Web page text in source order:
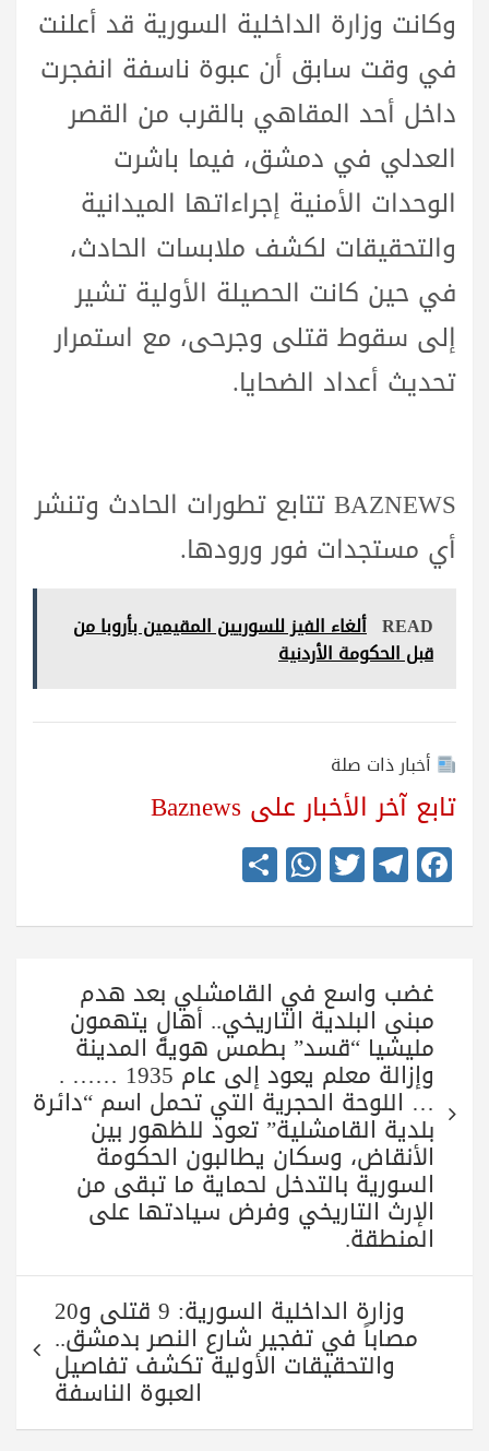
وكانت وزارة الداخلية السورية قد أعلنت
في وقت سابق أن عبوة ناسفة انفجرت
داخل أحد المقاهي بالقرب من القصر
العدلي في دمشق، فيما باشرت
الوحدات الأمنية إجراءاتها الميدانية
والتحقيقات لكشف ملابسات الحادث،
في حين كانت الحصيلة الأولية تشير
إلى سقوط قتلى وجرحى، مع استمرار
تحديث أعداد الضحايا.
BAZNEWS تتابع تطورات الحادث وتنشر
أي مستجدات فور ورودها.
READ ألغاء الفيز للسوريين المقيمين بأروبا من
قبل الحكومة الأردنية
أخبار ذات صلة
تابع آخر الأخبار على Baznews
Fa
ce
bo
ok
Te
le
gr
a
m
T
wi
tte
W
ha
ts
A
pp
re
تصفّح
المقالات
غضب واسع في القامشلي بعد هدم
مبنى البلدية التاريخي.. أهالٍ يتهمون
مليشيا “قسد” بطمس هوية المدينة
وإزالة معلم يعود إلى عام 1935 …… .
… اللوحة الحجرية التي تحمل اسم “دائرة
بلدية القامشلية” تعود للظهور بين
الأنقاض، وسكان يطالبون الحكومة
السورية بالتدخل لحماية ما تبقى من
الإرث التاريخي وفرض سيادتها على
المنطقة.
وزارة الداخلية السورية: 9 قتلى و20
مصاباً في تفجير شارع النصر بدمشق..
والتحقيقات الأولية تكشف تفاصيل
العبوة الناسفة